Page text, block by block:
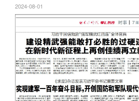
2024-08-01